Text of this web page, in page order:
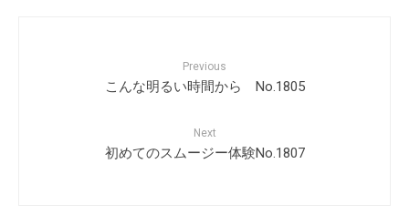
Previous
こんな明るい時間から No.1805
Next
初めてのスムージー体験No.1807